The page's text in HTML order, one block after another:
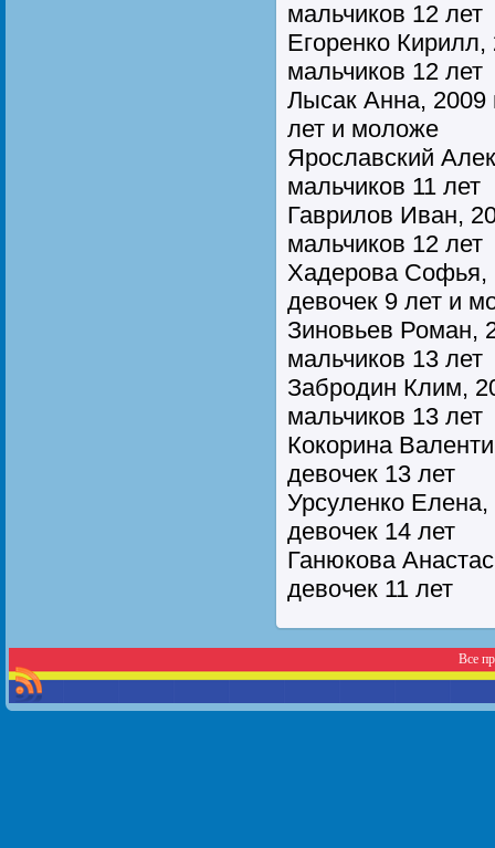
мальчиков 12 лет
Егоренко Кирилл,
мальчиков 12 лет
Лысак Анна, 2009
лет и моложе
Ярославский
мальчиков 11 лет
Гаврилов Иван,
мальчиков 12 лет
Хадерова Софья,
девочек 9 лет и
Зиновьев Роман,
мальчиков 13 лет
Забродин Клим,
мальчиков 13 лет
Кокорина
девочек 13 лет
Урсуленко Елена,
девочек 14 лет
Ганюкова
девочек 11 лет
Все